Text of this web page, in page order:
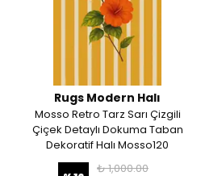
Rugs Modern Halı
Mosso Retro Tarz Sarı Çizgili
Çiçek Detaylı Dokuma Taban
Dekoratif Halı Mosso120
₺ 1,000.00